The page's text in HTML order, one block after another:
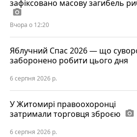
зафіксовано масову загибель
photo_camera
Вчора о 12:20
Яблучний Спас 2026 — що
заборонено робити цього дня
6 серпня 2026 р.
У Житомирі правоохоронці
затримали торговця зброєю photo_camera
6 серпня 2026 р.